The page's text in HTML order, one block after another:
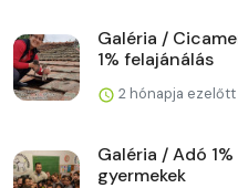
Galéria /
1% felajánálás
2 hónapja ezelőtt
Galéria / Adó
gyermekek